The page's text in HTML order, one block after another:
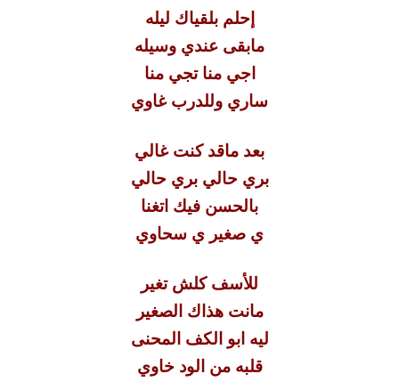
إحلم بلقياك ليله
مابقى عندي وسيله
اجي منا تجي منا
ساري وللدرب غاوي
بعد ماقد كنت غالي
بري حالي بري حالي
بالحسن فيك اتغنا
ي صغير ي سحاوي
للأسف كلش تغير
مانت هذاك الصغير
ليه ابو الكف المحنى
قلبه من الود خاوي